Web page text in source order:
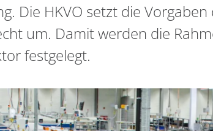
Die HKVO setzt die
um. Damit werden die
festgelegt.